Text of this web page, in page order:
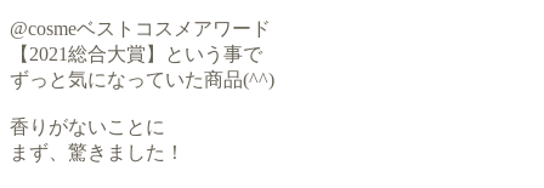
@cosmeベストコスメアワード
【2021総合大賞】という事で
ずっと気になっていた商品(^^)
香りがないことに
まず、驚きました！